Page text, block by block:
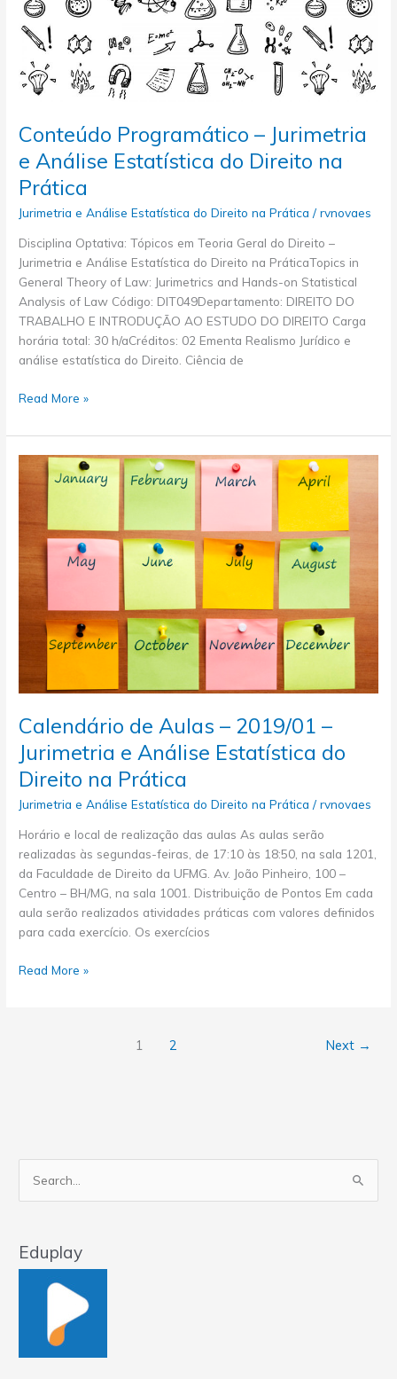
e
Ciência
Dados
–
e
Análise
Estatística
do
na
Prática
Conteúdo Programático – Jurimetria
e Análise Estatística do Direito na
Prática
Jurimetria e Análise Estatística do Direito na Prática /rvnovaes
Disciplina Optativa: Tópicos em Teoria Geral do Direito –
Jurimetria e Análise Estatística do Direito na PráticaTopics in
General Theory of Law: Jurimetrics and Hands-on Statistical
Analysis of Law Código: DIT049Departamento: DIREITO DO
TRABALHO E INTRODUÇÃO AO ESTUDO DO DIREITO Carga
horária total: 30 h/aCréditos: 02 Ementa Realismo Jurídico e
análise estatística do Direito. Ciência de
Conteúdo
–
Jurimetria
Prática
Read More »
Calendário de Aulas – 2019/01 –
Jurimetria e Análise Estatística do
Direito na Prática
Jurimetria e Análise Estatística do Direito na Prática /rvnovaes
Horário e local de realização das aulas As aulas serão
realizadas às segundas-feiras, de 17:10 às 18:50, na sala 1201,
da Faculdade de Direito da UFMG. Av. João Pinheiro, 100 –
Centro – BH/MG, na sala 1001. Distribuição de Pontos Em cada
aula serão realizados atividades práticas com valores definidos
para cada exercício. Os exercícios
Calendário
do
Direito
na
Read More »
1 2 Next →
Eduplay